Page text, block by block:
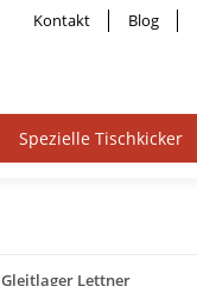
Kontakt Blog
Spezielle Tischkicker
Gleitlager Lettner